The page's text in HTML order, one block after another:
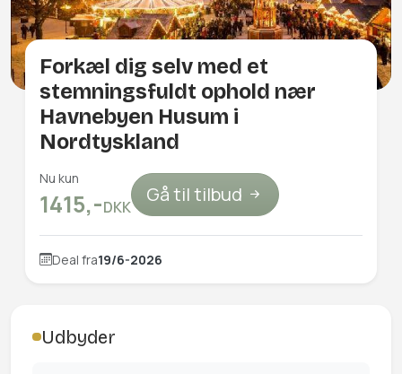
Forkæl dig selv med et
stemningsfuldt ophold nær
Havnebyen Husum i
Nordtyskland
Nu kun
1415,-DKK
Gå til tilbud
Deal fra19/6-2026
Udbyder